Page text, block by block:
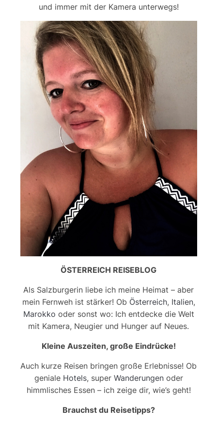
und immer mit der Kamera unterwegs!
ÖSTERREICH REISEBLOG
Als Salzburgerin liebe ich meine Heimat – aber
mein Fernweh ist stärker! Ob Österreich, Italien,
Marokko oder sonst wo: Ich entdecke die Welt
mit Kamera, Neugier und Hunger auf Neues.
Kleine Auszeiten, große Eindrücke!
Auch kurze Reisen bringen große Erlebnisse! Ob
geniale Hotels, super Wanderungenoder
himmlisches Essen – ich zeige dir, wie’s geht!
Brauchst du Reisetipps?